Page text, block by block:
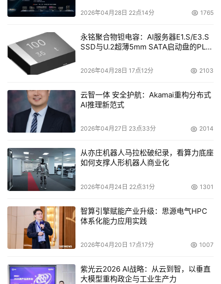
持分屏功能，打开华为视频，上屏追更热播剧《藏海传》，
从影音娱乐到跨端协同再到数据安全，基于鸿蒙操作系统，
鸿蒙应用在鸿蒙电脑上迸发出了更多可能，带来更智能、更
沉浸的高品质体验，重新定义生产力与创造力的边界。即刻
非凡体验吧。
2026年04月28日 22点14分 1765
永铭聚合物钽电容：AI服务器E1.S/E3.S
SSD与U.2超薄5mm SATA启动盘的PLP
2026年04月28日 17点12分 2103
云智一体 安全护航：Akamai重构分布式
AI推理新范式
2026年04月27日 23点33分 2014
从亦庄机器人马拉松破纪录，看算力底座
如何支撑人形机器人商业化
2026年04月24日 22点31分 1301
智算引擎赋能产业升级：思源电气HPC
体系化能力应用实践
2026年04月20日 17点17分 1007
紫光云2026 AI战略：从云到智，以垂直
大模型重构政企与工业生产力